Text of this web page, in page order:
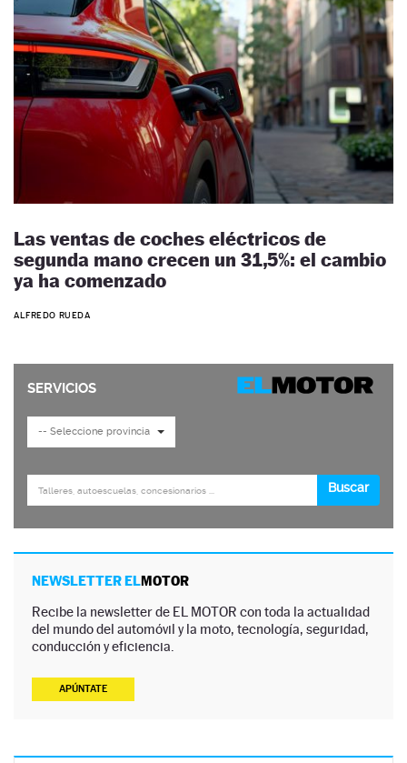
Las ventas de coches eléctricos de
segunda mano crecen un 31,5%: el cambio
ya ha comenzado
ALFREDO RUEDA
NEWSLETTER ELMOTOR
Recibe la newsletter de EL MOTOR con toda la actualidad
del mundo del automóvil y la moto, tecnología, seguridad,
conducción y eficiencia.
APÚNTATE